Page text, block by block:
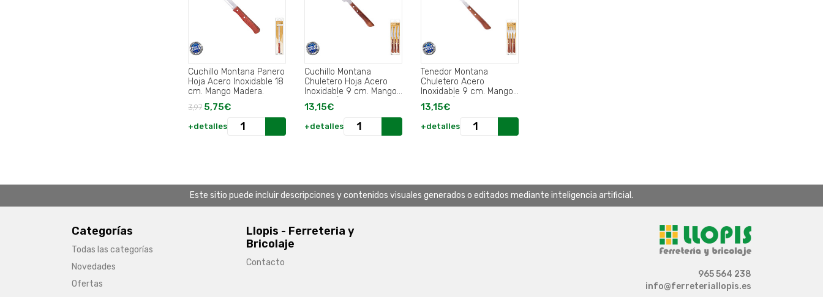
Cuchillo Montana Panero
Hoja Acero Inoxidable 18
cm. Mango Madera.
3,97 5,75€
+detalles
Cuchillo Montana
Chuletero Hoja Acero
Inoxidable 9 cm. Mango
Madera (Blister 3
Piezas).
13,15€
+detalles
Tenedor Montana
Chuletero Acero
Inoxidable 9 cm. Mango
Madera (Blister 3
Piezas).
13,15€
+detalles
Este sitio puede incluir descripciones y contenidos visuales generados o editados mediante inteligencia artificial.
Categorías
Todas las categorías
Novedades
Ofertas
Llopis - Ferreteria y
Bricolaje
Contacto
965 564 238
info@ferreteriallopis.es